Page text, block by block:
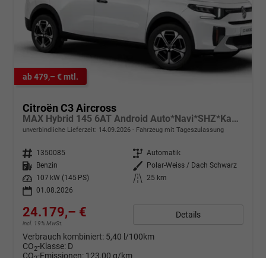
ab 479,– € mtl.
Citroën C3 Aircross
MAX Hybrid 145 6AT Android Auto*Navi*SHZ*Kamera*Totwinkel*Keyless*17"*Klimaauto
unverbindliche Lieferzeit: 14.09.2026 Fahrzeug mit Tageszulassung
Fahrzeugnr. 1350085 Getriebe Automatik
Kraftstoff
Benzin Außenfarbe
Polar-Weiss / Dach Schwarz
Leistung
107 kW (145 PS) Kilometerstand
25 km
01.08.2026
24.179,– €
incl. 19% MwSt.
Details
Verbrauch kombiniert: 5,40 l/100km
CO2-Klasse: D
CO -Emissionen: 123,00 g/km